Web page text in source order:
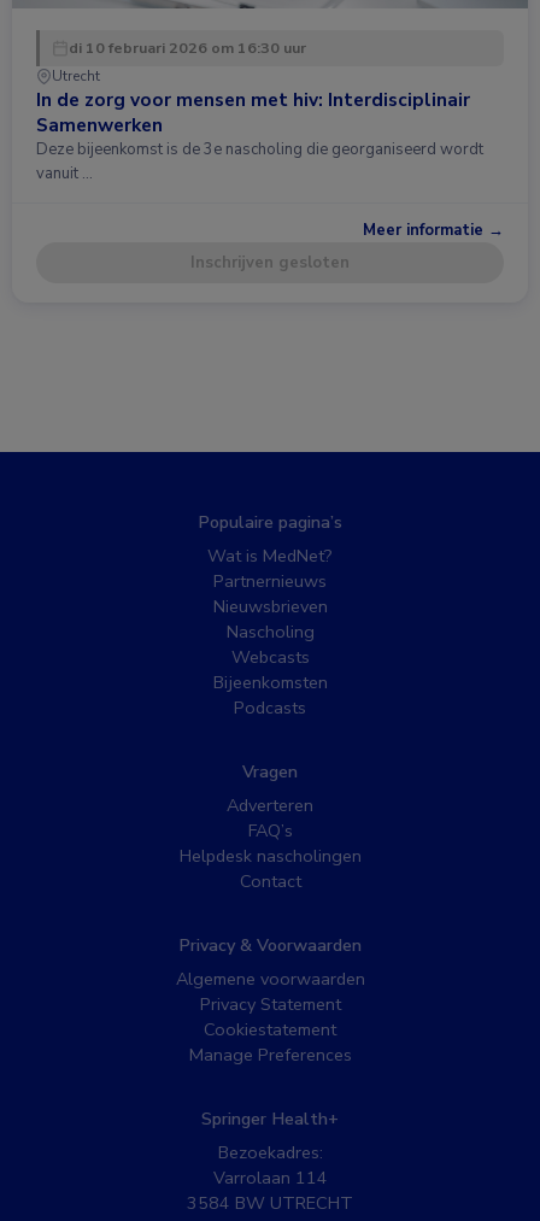
di 10 februari 2026 om 16:30 uur
Utrecht
In de zorg voor mensen met hiv: Interdisciplinair
Samenwerken
Deze bijeenkomst is de 3e nascholing die georganiseerd wordt
vanuit …
Meer informatie →
Inschrijven gesloten
Populaire pagina’s
Wat is MedNet?
Partnernieuws
Nieuwsbrieven
Nascholing
Webcasts
Bijeenkomsten
Podcasts
Vragen
Adverteren
FAQ’s
Helpdesk nascholingen
Contact
Privacy & Voorwaarden
Algemene voorwaarden
Privacy Statement
Cookiestatement
Manage Preferences
Springer Health+
Bezoekadres:
Varrolaan 114
3584 BW UTRECHT